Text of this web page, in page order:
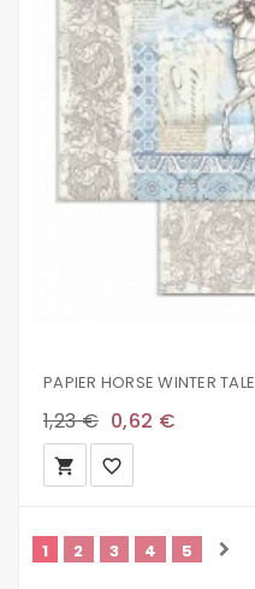
1,23 € 0,62 €
local_grocery_store favorite_border
1 2 3 4 5